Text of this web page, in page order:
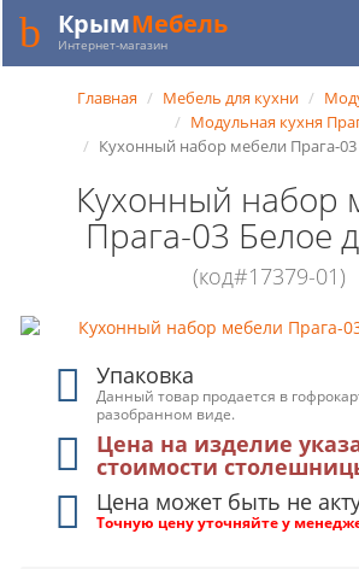
КрымМебель
Интернет-магазин
Главная Мебель для кухни
Модульная кухня
Кухонный набор мебели Прага-03
Кухонный набор
Прага-03 Белое
(код#17379-01)
Упаковка
Данный товар продается в
разобранном виде.
Цена на изделие
стоимости
Цена может быть не
Точную цену уточняйте у